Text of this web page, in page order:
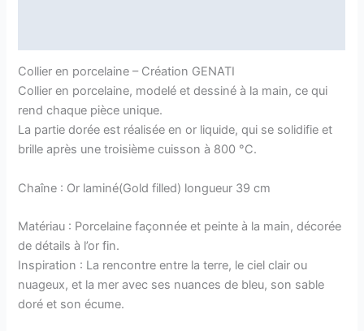
Collier en porcelaine – Création GENATI
Collier en porcelaine, modelé et dessiné à la main, ce qui
rend chaque pièce unique.
La partie dorée est réalisée en or liquide, qui se solidifie et
brille après une troisième cuisson à 800 °C.
Chaîne : Or laminé(Gold filled) longueur 39 cm
Matériau : Porcelaine façonnée et peinte à la main, décorée
de détails à l’or fin.
Inspiration : La rencontre entre la terre, le ciel clair ou
nuageux, et la mer avec ses nuances de bleu, son sable
doré et son écume.